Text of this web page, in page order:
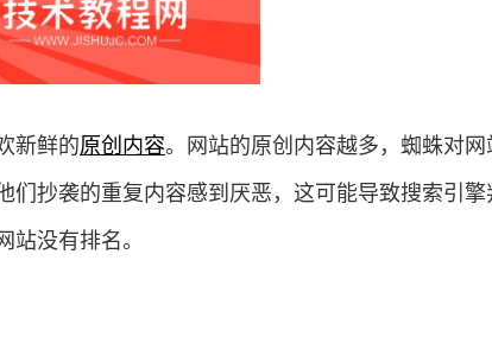
新鲜的原创内容。网站的原创内容越多，蜘蛛对网
抄袭的重复内容感到厌恶，这可能导致搜索引擎
没有排名。